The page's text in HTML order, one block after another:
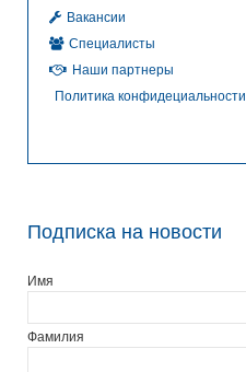
Вакансии
Специалисты
Наши партнеры
Политика конфидециальности
Подписка на новости
Имя
Фамилия